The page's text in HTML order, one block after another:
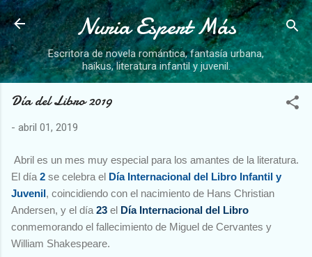
Ir al contenido principal
Nuria Espert Más
Escritora de novela romántica, fantasía urbana,
haikus, literatura infantil y juvenil.
Día del Libro 2019
- abril 01, 2019
Abril es un mes muy especial para los amantes de la literatura.
El día 2 se celebra el Día Internacional del Libro Infantil y
Juvenil, coincidiendo con el nacimiento de Hans Christian
Andersen, y el día 23 el Día Internacional del Libro
conmemorando el fallecimiento de Miguel de Cervantes y
William Shakespeare.